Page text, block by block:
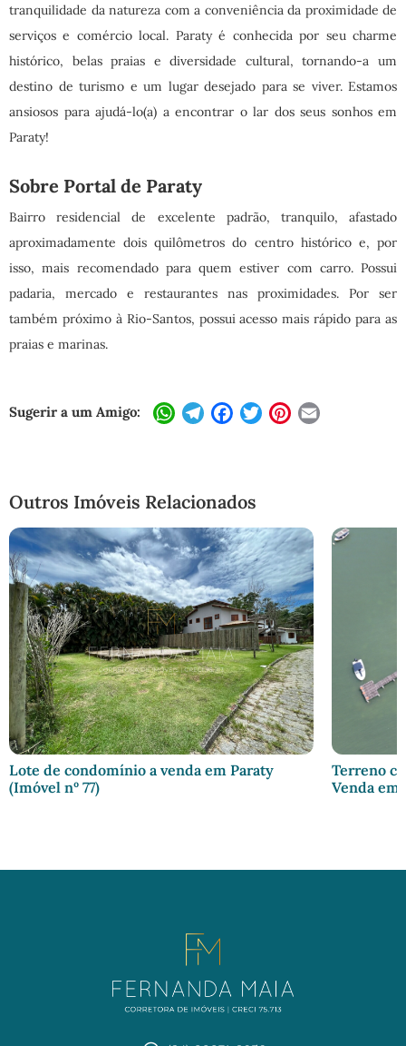
tranquilidade da natureza com a conveniência da proximidade de
serviços e comércio local. Paraty é conhecida por seu charme
histórico, belas praias e diversidade cultural, tornando-a um
destino de turismo e um lugar desejado para se viver. Estamos
ansiosos para ajudá-lo(a) a encontrar o lar dos seus sonhos em
Paraty!
Sobre Portal de Paraty
Bairro residencial de excelente padrão, tranquilo, afastado
aproximadamente dois quilômetros do centro histórico e, por
isso, mais recomendado para quem estiver com carro. Possui
padaria, mercado e restaurantes nas proximidades. Por ser
também próximo à Rio-Santos, possui acesso mais rápido para as
praias e marinas.
Sugerir a um Amigo: WhatsApp
TelegramFacebookTwitterPinterest
Outros Imóveis Relacionados
Lote de condomínio a venda em Paraty
(Imóvel nº 77)
Terreno
Venda em